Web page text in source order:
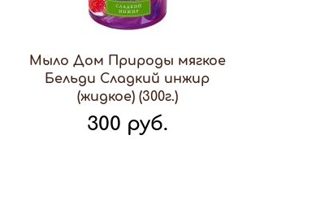
Мыло Дом Природы мягкое
Бельди Сладкий инжир
(жидкое) (300г.)
300 руб.